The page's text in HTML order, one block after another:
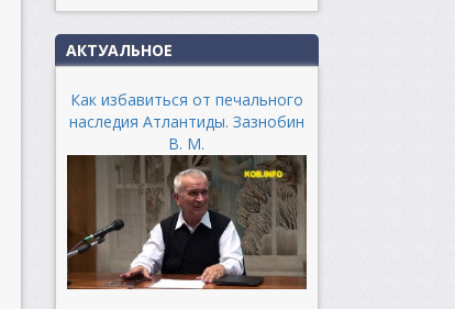
АКТУАЛЬНОЕ
Как избавиться от печального
наследия Атлантиды. Зазнобин
В. М.